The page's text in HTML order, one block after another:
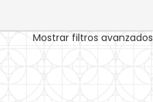
Mostrar filtros avanzados